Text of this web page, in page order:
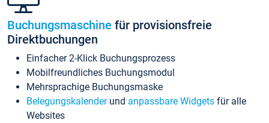
Buchungsmaschine für provisionsfreie
Direktbuchungen
Einfacher 2-Klick Buchungsprozess
Mobilfreundliches Buchungsmodul
Mehrsprachige Buchungsmaske
Belegungskalenderund anpassbare Widgets für alle
Websites